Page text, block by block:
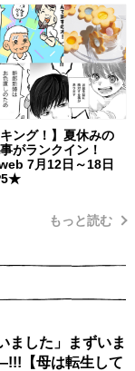
キング！】夏休みの
がランクイン！
7月12日～18日
もっと読む
ました」まずいま
【母は転生して